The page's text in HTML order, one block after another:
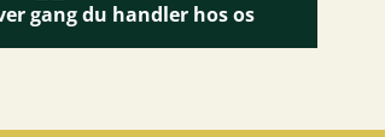
gang du handler hos os